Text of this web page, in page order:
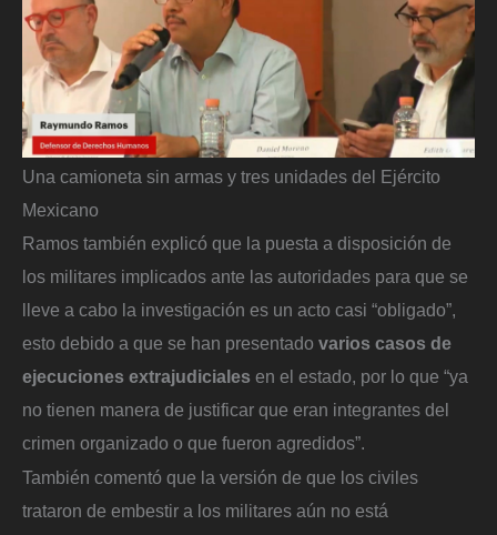
Una camioneta sin armas y tres unidades del Ejército
Mexicano
Ramos también explicó que la puesta a disposición de
los militares implicados ante las autoridades para que se
lleve a cabo la investigación es un acto casi “obligado”,
esto debido a que se han presentado varios casos de
ejecuciones extrajudiciales en el estado, por lo que “ya
no tienen manera de justificar que eran integrantes del
crimen organizado o que fueron agredidos”.
También comentó que la versión de que los civiles
trataron de embestir a los militares aún no está